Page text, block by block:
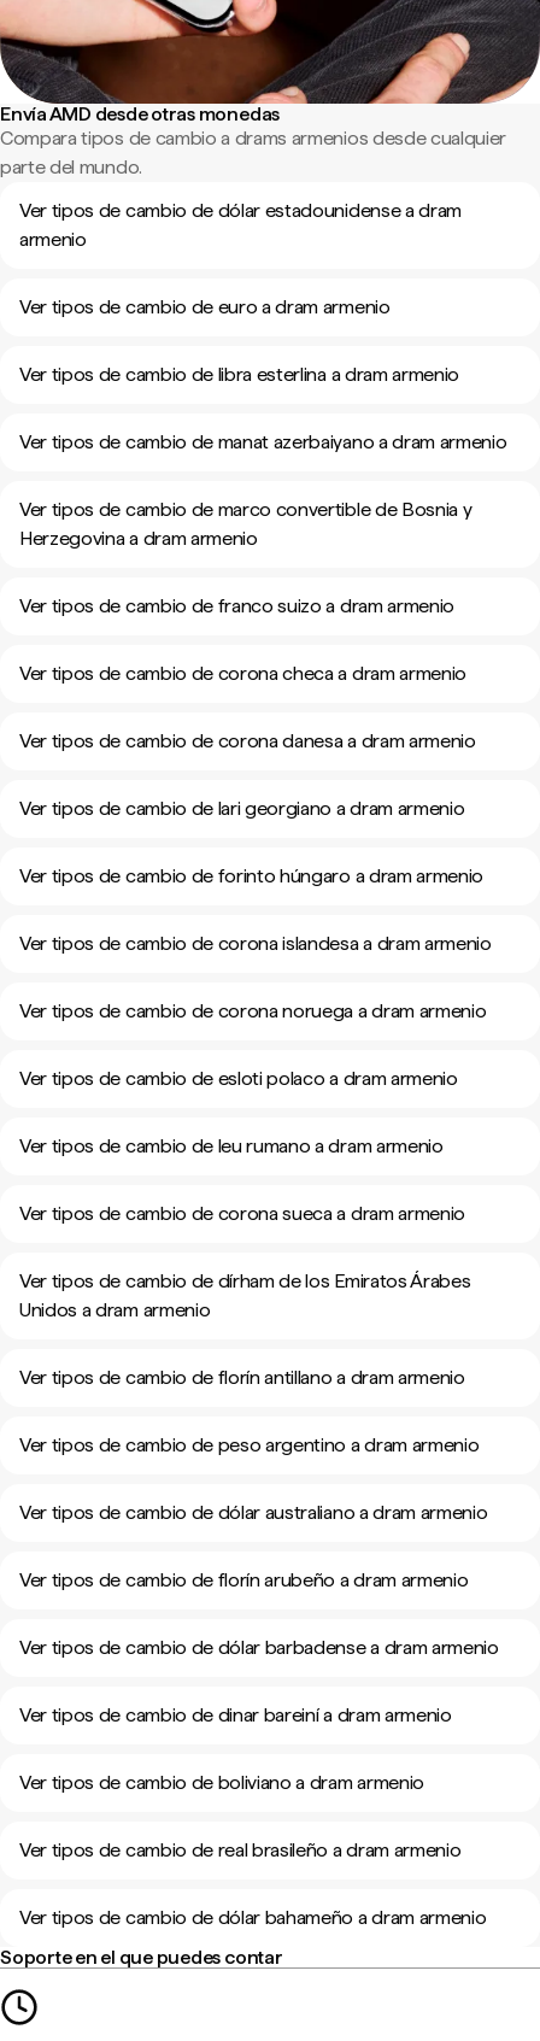
Envía AMD desde otras monedas
Compara tipos de cambio a drams armenios desde cualquier
parte del mundo.
Ver tipos de cambio de dólar estadounidense a dram
armenio
Ver tipos de cambio de euro a dram armenio
Ver tipos de cambio de libra esterlina a dram armenio
Ver tipos de cambio de manat azerbaiyano a dram armenio
Ver tipos de cambio de marco convertible de Bosnia y
Herzegovina a dram armenio
Ver tipos de cambio de franco suizo a dram armenio
Ver tipos de cambio de corona checa a dram armenio
Ver tipos de cambio de corona danesa a dram armenio
Ver tipos de cambio de lari georgiano a dram armenio
Ver tipos de cambio de forinto húngaro a dram armenio
Ver tipos de cambio de corona islandesa a dram armenio
Ver tipos de cambio de corona noruega a dram armenio
Ver tipos de cambio de esloti polaco a dram armenio
Ver tipos de cambio de leu rumano a dram armenio
Ver tipos de cambio de corona sueca a dram armenio
Ver tipos de cambio de dírham de los Emiratos Árabes
Unidos a dram armenio
Ver tipos de cambio de florín antillano a dram armenio
Ver tipos de cambio de peso argentino a dram armenio
Ver tipos de cambio de dólar australiano a dram armenio
Ver tipos de cambio de florín arubeño a dram armenio
Ver tipos de cambio de dólar barbadense a dram armenio
Ver tipos de cambio de dinar bareiní a dram armenio
Ver tipos de cambio de boliviano a dram armenio
Ver tipos de cambio de real brasileño a dram armenio
Ver tipos de cambio de dólar bahameño a dram armenio
Soporte en el que puedes contar